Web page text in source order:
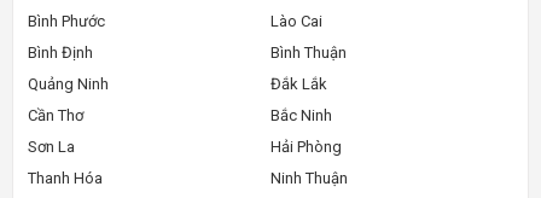
Bình Phước
Lào Cai
Bình Định
Bình Thuận
Quảng Ninh
Đắk Lắk
Cần Thơ
Bắc Ninh
Sơn La
Hải Phòng
Thanh Hóa
Ninh Thuận